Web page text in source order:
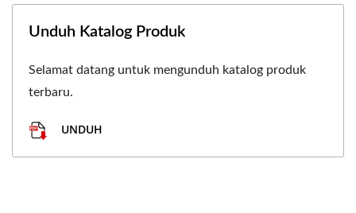
Unduh Katalog Produk
Selamat datang untuk mengunduh katalog produk
terbaru.
UNDUH